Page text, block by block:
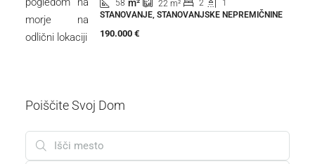
58 m² 22m² 2
1
STANOVANJE, STANOVANJSKE NEPREMIČNINE
Poiščite Svoj Dom